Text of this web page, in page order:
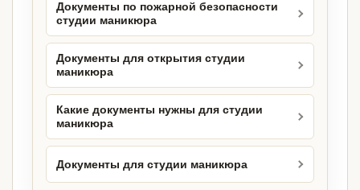
Документы по пожарной безопасности
студии маникюра
Документы для открытия студии
маникюра
Какие документы нужны для студии
маникюра
Документы для студии маникюра